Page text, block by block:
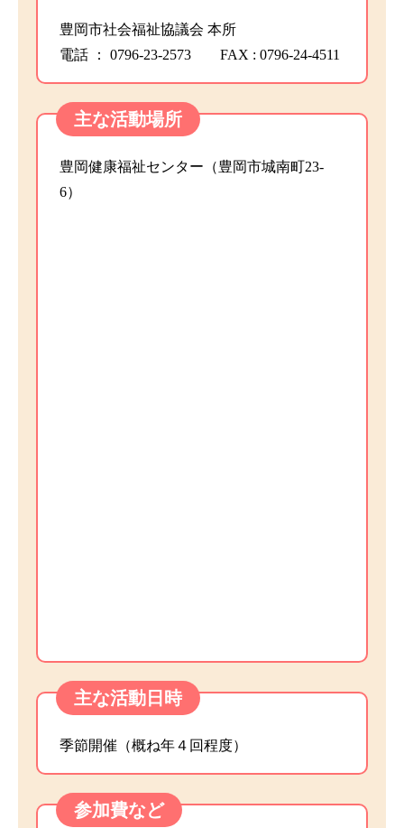
豊岡市社会福祉協議会 本所
電話 ： 0796-23-2573 FAX : 0796-24-4511
主な活動場所
豊岡健康福祉センター（豊岡市城南町23-
6）
主な活動日時
季節開催（概ね年４回程度）
参加費など